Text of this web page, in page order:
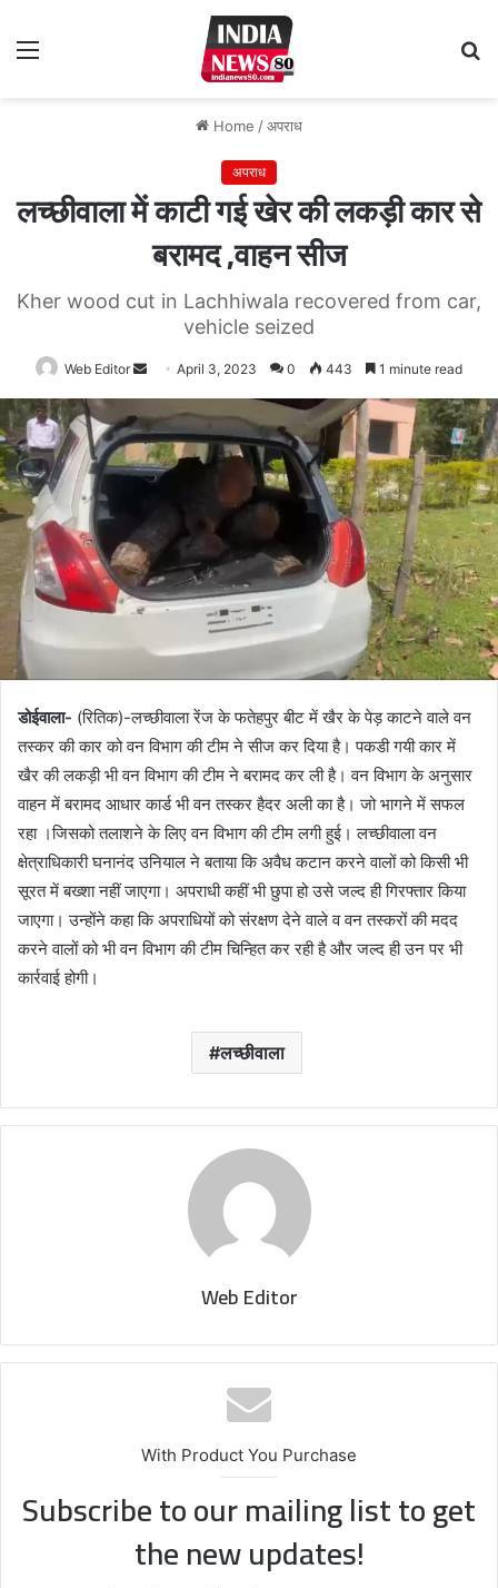
Home /अपराध
अपराध
लच्छीवाला में काटी गई खेर की लकड़ी कार से
बरामद ,वाहन सीज
Kher wood cut in Lachhiwala recovered from car,
vehicle seized
Web Editor
Send
an
email
April 3, 2023 0 443 1 minute read
डोईवाला- (रितिक)-लच्छीवाला रेंज के फतेहपुर बीट में खैर के पेड़ काटने वाले वन
तस्कर की कार को वन विभाग की टीम ने सीज कर दिया है। पकडी गयी कार में
खैर की लकड़ी भी वन विभाग की टीम ने बरामद कर ली है। वन विभाग के अनुसार
वाहन में बरामद आधार कार्ड भी वन तस्कर हैदर अली का है। जो भागने में सफल
रहा ।जिसको तलाशने के लिए वन विभाग की टीम लगी हुई। लच्छीवाला वन
क्षेत्राधिकारी घनानंद उनियाल ने बताया कि अवैध कटान करने वालों को किसी भी
सूरत में बख्शा नहीं जाएगा। अपराधी कहीं भी छुपा हो उसे जल्द ही गिरफ्तार किया
जाएगा। उन्होंने कहा कि अपराधियों को संरक्षण देने वाले व वन तस्करों की मदद
करने वालों को भी वन विभाग की टीम चिन्हित कर रही है और जल्द ही उन पर भी
कार्रवाई होगी।
लच्छीवाला
Web Editor
With Product You Purchase
Subscribe to our mailing list to get
the new updates!